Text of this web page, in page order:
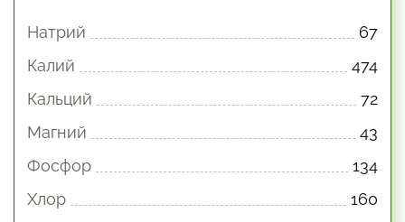
Натрий
67
Калий
474
Кальций
72
Магний
43
Фосфор
134
Хлор
160